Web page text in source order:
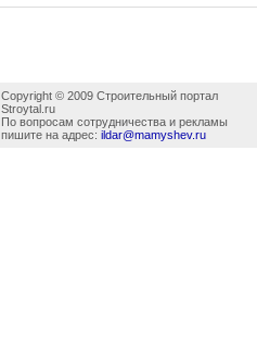
Copyright © 2009 Строительный портал
Stroytal.ru
По вопросам сотрудничества и рекламы
пишите на адрес: ildar@mamyshev.ru